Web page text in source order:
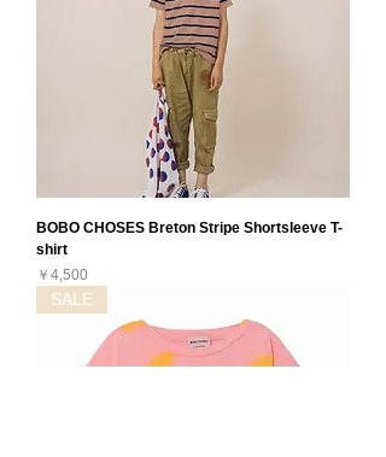
BOBO CHOSES Breton Stripe Shortsleeve T-
shirt
価格
￥4,500
SALE